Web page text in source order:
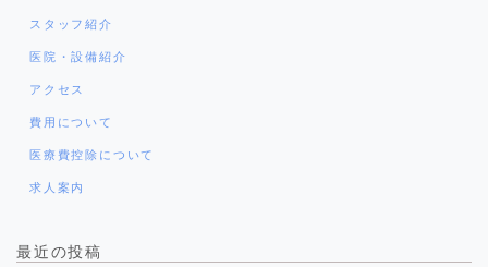
スタッフ紹介
医院・設備紹介
アクセス
費用について
医療費控除について
求人案内
最近の投稿